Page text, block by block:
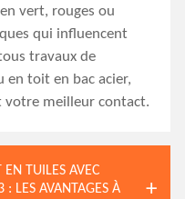
vert, rouges ou
qui influencent
travaux de
en toit en bac acier,
votre meilleur contact.
TUILES AVEC
: LES AVANTAGES À